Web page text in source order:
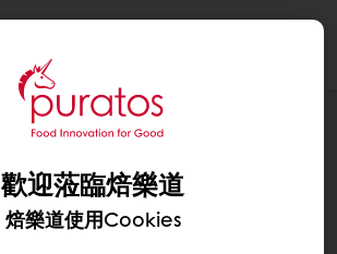
應用配方
甜馬鈴薯餐包
歡迎蒞臨焙樂道
焙樂道使用Cookies